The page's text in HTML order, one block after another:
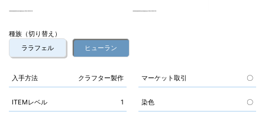
種族（切り替え）
ララフェル
ヒューラン
入手方法 クラフター製作 マーケット取引 〇
ITEMレベル 1 染色 〇